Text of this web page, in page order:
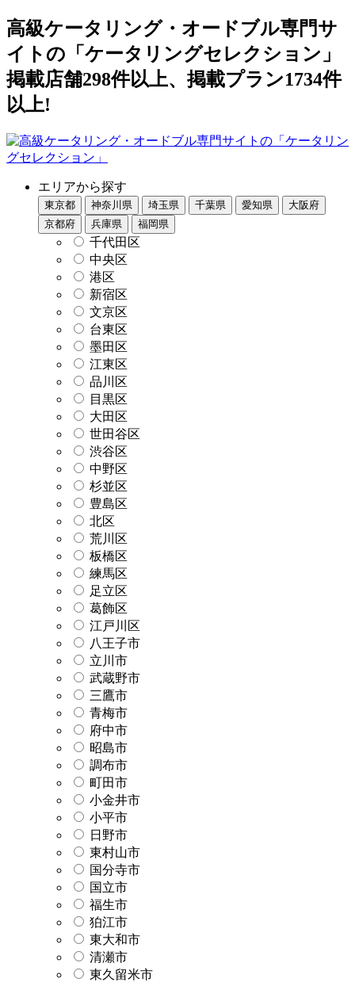
高級ケータリング・オードブル専門サ
イトの「ケータリングセレクション」
掲載店舗298件以上、掲載プラン1734件
以上!
エリアから探す
東京都 神奈川県 埼玉県 千葉県 愛知県
大阪府
京都府
兵庫県 福岡県
千代田区
中央区
港区
新宿区
文京区
台東区
墨田区
江東区
品川区
目黒区
大田区
世田谷区
渋谷区
中野区
杉並区
豊島区
北区
荒川区
板橋区
練馬区
足立区
葛飾区
江戸川区
八王子市
立川市
武蔵野市
三鷹市
青梅市
府中市
昭島市
調布市
町田市
小金井市
小平市
日野市
東村山市
国分寺市
国立市
福生市
狛江市
東大和市
清瀬市
東久留米市